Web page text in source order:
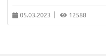
05.03.2023 12588